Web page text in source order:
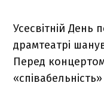
Усесвітній День
драмтеатрі
Перед